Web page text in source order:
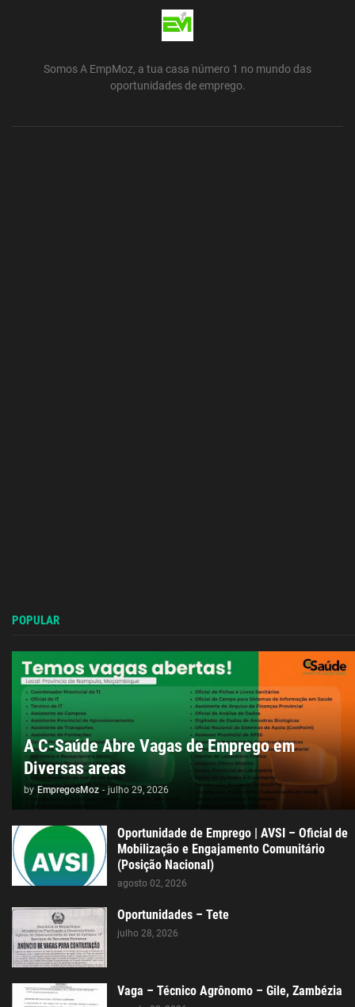
Somos A EmpMoz, a tua casa número 1 no mundo das
oportunidades de emprego.
POPULAR
A C-Saúde Abre Vagas de Emprego em
Diversas areas
by EmpregosMoz - julho 29, 2026
Oportunidade de Emprego | AVSI – Oficial de
Mobilização e Engajamento Comunitário
(Posição Nacional)
agosto 02, 2026
Oportunidades – Tete
julho 28, 2026
Vaga – Técnico Agrônomo – Gile, Zambézia